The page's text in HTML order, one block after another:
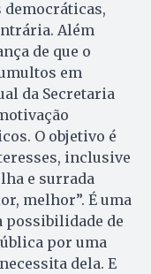
democráticas,
Além
de que o
em
da Secretaria
O objetivo é
inclusive
e surrada
melhor”. É uma
possibilidade de
por uma
dela. E